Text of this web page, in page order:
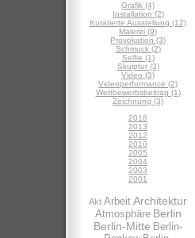
Grafik (4)
Installation (2)
Kuratierte Ausstellung (12)
Malerei (9)
Provokation (3)
Schmuck (2)
Selfie (1)
Skulptur (3)
Video (3)
Videoperformance (2)
Wettbewerbsbeitrag (1)
Zeichnung (3)
2018
2013
2012
2010
2005
2004
2003
2001
Akt Arbeit Architektur
Atmosphäre Berlin
Berlin-Mitte Berlin-